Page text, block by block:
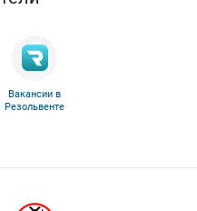
Вакансии в
Резольвенте